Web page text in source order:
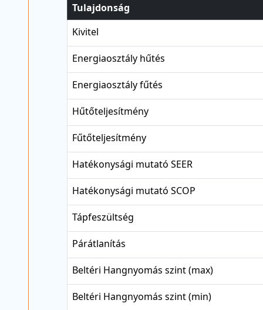
Tulajdonság
Kivitel
Energiaosztály hűtés
Energiaosztály fűtés
Hűtőteljesítmény
Fűtőteljesítmény
Hatékonysági mutató SEER
Hatékonysági mutató SCOP
Tápfeszültség
Párátlanítás
Beltéri Hangnyomás szint (max)
Beltéri Hangnyomás szint (min)